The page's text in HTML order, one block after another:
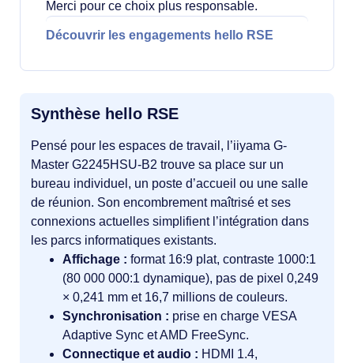
Merci pour ce choix plus responsable.
Découvrir les engagements hello RSE
Synthèse hello RSE
Pensé pour les espaces de travail, l’iiyama G-
Master G2245HSU-B2 trouve sa place sur un
bureau individuel, un poste d’accueil ou une salle
de réunion. Son encombrement maîtrisé et ses
connexions actuelles simplifient l’intégration dans
les parcs informatiques existants.
Affichage : format 16:9 plat, contraste 1000:1
(80 000 000:1 dynamique), pas de pixel 0,249
× 0,241 mm et 16,7 millions de couleurs.
Synchronisation : prise en charge VESA
Adaptive Sync et AMD FreeSync.
Connectique et audio : HDMI 1.4,